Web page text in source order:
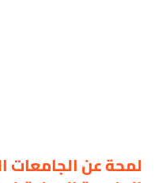
لمحة عن الجامعات